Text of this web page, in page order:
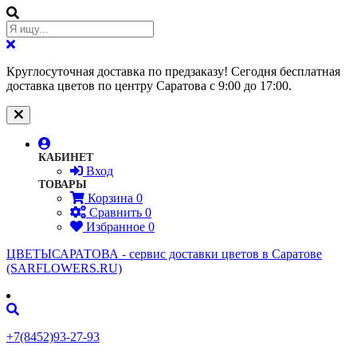
Круглосуточная доставка по предзаказу! Сегодня бесплатная
доставка цветов по центру Саратова с 9:00 до 17:00.
КАБИНЕТ
Вход
ТОВАРЫ
Корзина 0
Сравнить 0
Избранное 0
ЦВЕТЫСАРАТОВА - cервис доставки цветов в Саратове
(SARFLOWERS.RU)
+7(8452)93-27-93